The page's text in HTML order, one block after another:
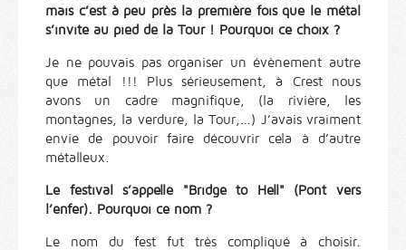
mais c’est à peu près la première fois que le métal
s’invite au pied de la Tour ! Pourquoi ce choix ?
Je ne pouvais pas organiser un évènement autre
que métal !!! Plus sérieusement, à Crest nous
avons un cadre magnifique, (la rivière, les
montagnes, la verdure, la Tour,…) J’avais vraiment
envie de pouvoir faire découvrir cela à d’autre
métalleux.
Le festival s’appelle "Bridge to Hell" (Pont vers
l’enfer). Pourquoi ce nom ?
Le nom du fest fut très compliqué à choisir.